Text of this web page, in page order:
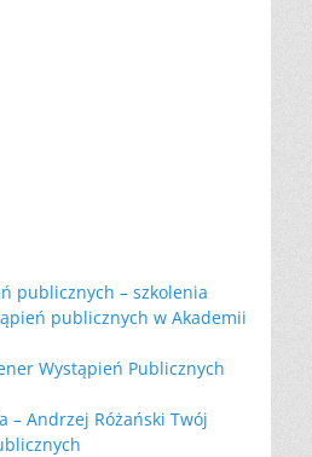
publicznych – szkolenia
publicznych w Akademii
Wystąpień Publicznych
– Andrzej Różański Twój